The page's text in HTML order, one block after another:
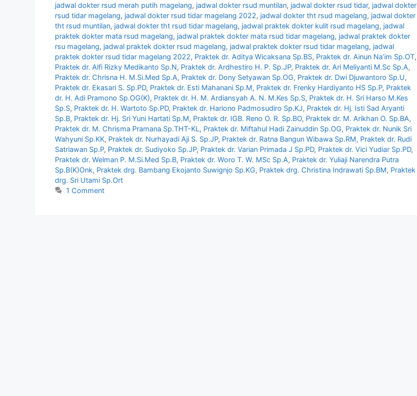
jadwal dokter rsud merah putih magelang, jadwal dokter rsud muntilan, jadwal dokter rsud tidar, jadwal dokter
rsud tidar magelang, jadwal dokter rsud tidar magelang 2022, jadwal dokter tht rsud magelang, jadwal dokter
tht rsud muntilan, jadwal dokter tht rsud tidar magelang, jadwal praktek dokter kulit rsud magelang, jadwal
praktek dokter mata rsud magelang, jadwal praktek dokter mata rsud tidar magelang, jadwal praktek dokter
rsu magelang, jadwal praktek dokter rsud magelang, jadwal praktek dokter rsud tidar magelang, jadwal
praktek dokter rsud tidar magelang 2022, Praktek dr. Aditya Wicaksana Sp.BS, Praktek dr. Ainun Na’im Sp.OT,
Praktek dr. Alfi Rizky Medikanto Sp.N, Praktek dr. Ardhestiro H. P. Sp.JP, Praktek dr. Ari Meliyanti M.Sc Sp.A,
Praktek dr. Chrisna H. M.Si.Med Sp.A, Praktek dr. Dony Setyawan Sp.OG, Praktek dr. Dwi Djuwantoro Sp.U,
Praktek dr. Ekasari S. Sp.PD, Praktek dr. Esti Mahanani Sp.M, Praktek dr. Frenky Hardiyanto HS Sp.P, Praktek
dr. H. Adi Pramono Sp.OG(K), Praktek dr. H. M. Ardiansyah A. N. M.Kes Sp.S, Praktek dr. H. Sri Harso M.Kes
Sp.S, Praktek dr. H. Wartoto Sp.PD, Praktek dr. Hariono Padmosudiro Sp.KJ, Praktek dr. Hj. Isti Sad Aryanti
Sp.B, Praktek dr. Hj. Sri Yuni Hartati Sp.M, Praktek dr. IGB. Reno O. R. Sp.BO, Praktek dr. M. Arikhan O. Sp.BA,
Praktek dr. M. Chrisma Pramana Sp.THT-KL, Praktek dr. Miftahul Hadi Zainuddin Sp.OG, Praktek dr. Nunik Sri
Wahyuni Sp.KK, Praktek dr. Nurhayadi Aji S. Sp.JP, Praktek dr. Ratna Bangun Wibawa Sp.RM, Praktek dr. Rudi
Satriawan Sp.P, Praktek dr. Sudiyoko Sp.JP, Praktek dr. Varian Primada J Sp.PD, Praktek dr. Vici Yudiar Sp.PD,
Praktek dr. Welman P. M.Si.Med Sp.B, Praktek dr. Woro T. W. MSc Sp.A, Praktek dr. Yuliaji Narendra Putra
Sp.B(K)Onk, Praktek drg. Bambang Ekojanto Suwignjo Sp.KG, Praktek drg. Christina Indrawati Sp.BM, Praktek
drg. Sri Utami Sp.Ort
1 Comment